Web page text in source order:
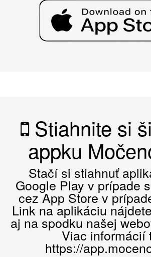
Stiahnite si
appku
Stačí si stiahnuť
Google Play v prípade
cez App Store v
Link na aplikáciu
aj na spodku našej
Viac informácií
https://